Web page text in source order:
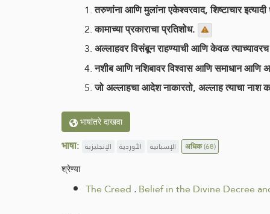
तरुणांना आणि मुलांना एकेश्वरवाद, शिष्टाचार इत्यादी
कामाच्या प्रकाराचा प्रतिशोध.
अल्लाहवर विसंबून राहण्याची आणि केवळ
नशीब आणि नशिबावर विश्वास आणि समाधान आणि
जो अल्लाहचा आदेश नाकारतो, अल्लाह त्याचा नाश
भाषांतरे दाखवा
भाषा: الإنجليزية الأوردية الإسبانية अधिक(68)
श्रेण्या
The Creed .Belief in the Divine Decree